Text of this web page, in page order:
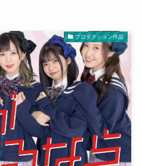
プロダクション作品